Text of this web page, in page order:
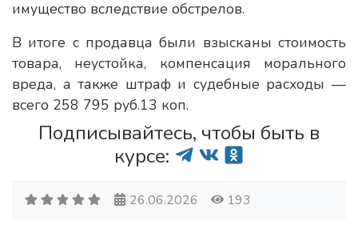
имущество вследствие обстрелов.
В итоге с продавца были взысканы стоимость
товара, неустойка, компенсация морального
вреда, а также штраф и судебные расходы —
всего 258 795 руб.13 коп.
Подписывайтесь, чтобы быть в
курсе:
26.06.2026 193